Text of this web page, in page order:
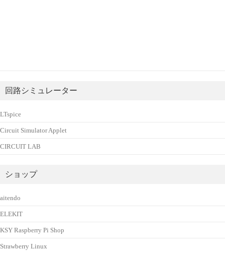
回路シミュレーター
LTspice
Circuit Simulator Applet
CIRCUIT LAB
ショップ
aitendo
ELEKIT
KSY Raspberry Pi Shop
Strawberry Linux